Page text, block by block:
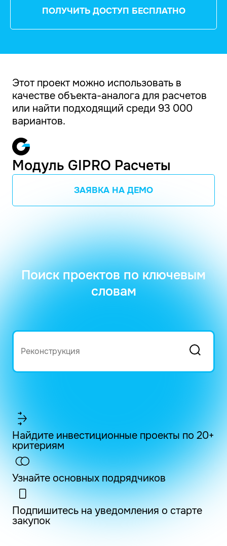
ПОЛУЧИТЬ ДОСТУП БЕСПЛАТНО
Этот проект можно использовать в
качестве объекта-аналога для расчетов
или найти подходящий среди 93 000
вариантов.
Модуль GIPRO Расчеты
ЗАЯВКА НА ДЕМО
Поиск проектов по ключевым
словам
Найдите инвестиционные проекты по 20+
критериям
Узнайте основных подрядчиков
Подпишитесь на уведомления о старте
закупок